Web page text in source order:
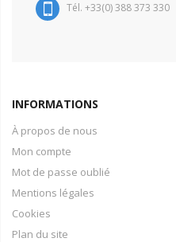
Tél. +33(0) 388 373 330
INFORMATIONS
À propos de nous
Mon compte
Mot de passe oublié
Mentions légales
Cookies
Plan du site